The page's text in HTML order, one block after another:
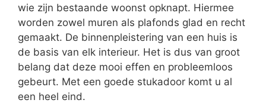
wie zijn bestaande woonst opknapt. Hiermee
worden zowel muren als plafonds glad en recht
gemaakt. De binnenpleistering van een huis is
de basis van elk interieur. Het is dus van groot
belang dat deze mooi effen en probleemloos
gebeurt. Met een goede stukadoor komt u al
een heel eind.